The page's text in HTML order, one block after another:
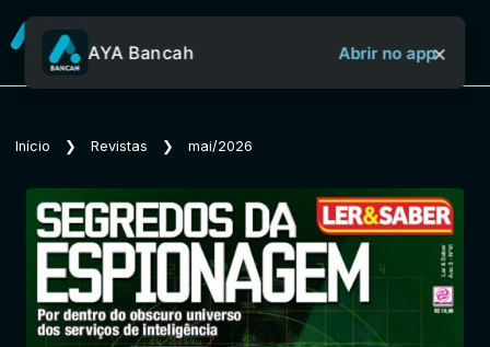
Sobre o Aya Bancah
Início
Revistas
AYA Bancah Abrir no app×
Início ❯ Revistas ❯ mai/2026